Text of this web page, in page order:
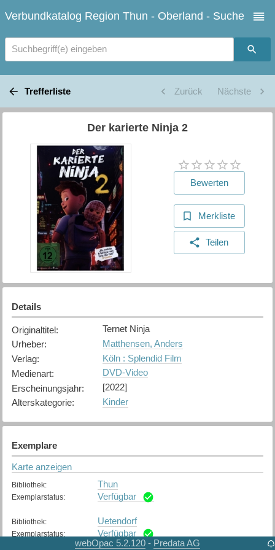
Verbundkatalog Region Thun - Oberland - Suche
Suchbegriff(e) eingeben
Trefferliste Zurück Nächste
Der karierte Ninja 2
Bewerten
Merkliste
Teilen
Details
Originaltitel:
Ternet Ninja
Urheber:
Matthensen, Anders
Verlag:
Köln : Splendid Film
Medienart:
DVD-Video
Erscheinungsjahr:
[2022]
Alterskategorie: Kinder
Exemplare
Karte anzeigen
Bibliothek: Thun
Exemplarstatus: Verfügbar
Bibliothek: Uetendorf
Exemplarstatus:
Verfügbar
webOpac 5.2.120 - Predata AG